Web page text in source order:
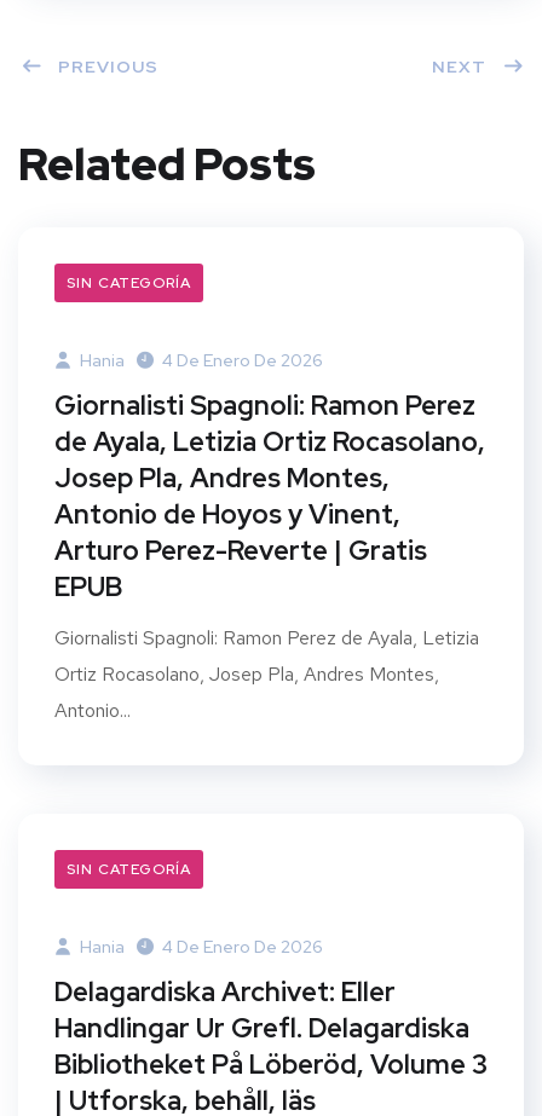
PREVIOUS NEXT
Related Posts
SIN CATEGORÍA
Hania 4 De Enero De 2026
Giornalisti Spagnoli: Ramon Perez
de Ayala, Letizia Ortiz Rocasolano,
Josep Pla, Andres Montes,
Antonio de Hoyos y Vinent,
Arturo Perez-Reverte | Gratis
EPUB
Giornalisti Spagnoli: Ramon Perez de Ayala, Letizia
Ortiz Rocasolano, Josep Pla, Andres Montes,
Antonio...
SIN CATEGORÍA
Hania 4 De Enero De 2026
Delagardiska Archivet: Eller
Handlingar Ur Grefl. Delagardiska
Bibliotheket På Löberöd, Volume 3
| Utforska, behåll, läs